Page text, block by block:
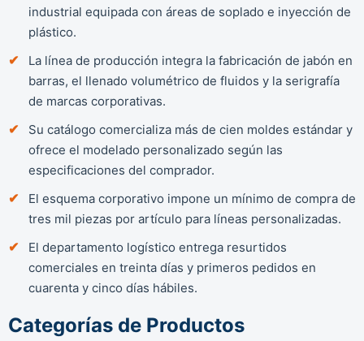
industrial equipada con áreas de soplado e inyección de
plástico.
La línea de producción integra la fabricación de jabón en
barras, el llenado volumétrico de fluidos y la serigrafía
de marcas corporativas.
Su catálogo comercializa más de cien moldes estándar y
ofrece el modelado personalizado según las
especificaciones del comprador.
El esquema corporativo impone un mínimo de compra de
tres mil piezas por artículo para líneas personalizadas.
El departamento logístico entrega resurtidos
comerciales en treinta días y primeros pedidos en
cuarenta y cinco días hábiles.
Categorías de Productos